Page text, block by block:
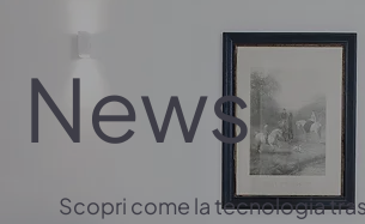
News
Scopri come la tecnologia